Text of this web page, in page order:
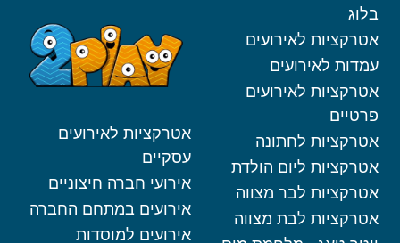
בלוג
אטרקציות לאירועים
עמדות לאירועים
אטרקציות לאירועים
פרטיים
אטרקציות לחתונה
אטרקציות ליום הולדת
אטרקציות לבר מצווה
אטרקציות לבת מצווה
אטרקציות לאירועים
עסקיים
אירועי חברה חיצוניים
אירועים במתחם החברה
אירועים למוסדות